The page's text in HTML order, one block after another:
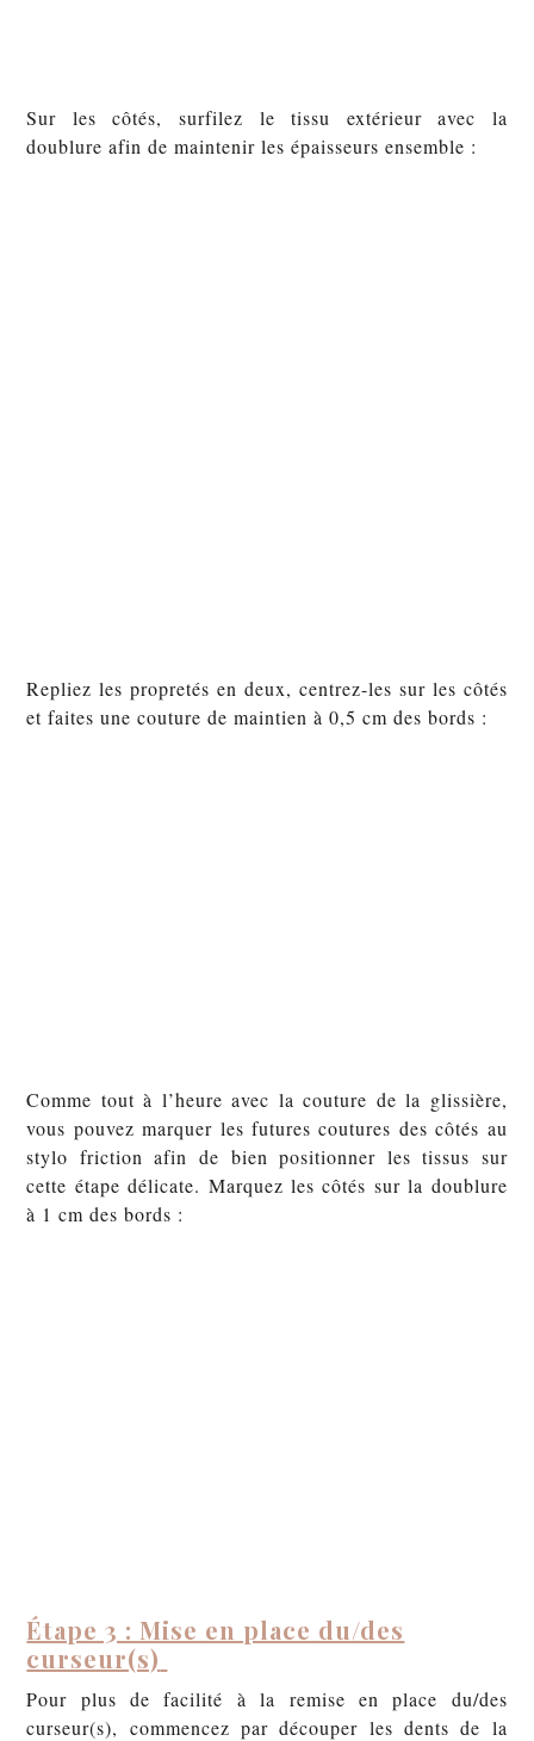
Sur les côtés, surfilez le tissu extérieur avec la
doublure afin de maintenir les épaisseurs ensemble :
Repliez les propretés en deux, centrez-les sur les côtés
et faites une couture de maintien à 0,5 cm des bords :
Comme tout à l’heure avec la couture de la glissière,
vous pouvez marquer les futures coutures des côtés au
stylo friction afin de bien positionner les tissus sur
cette étape délicate. Marquez les côtés sur la doublure
à 1 cm des bords :
Étape 3 : Mise en place du/des
curseur(s)
Pour plus de facilité à la remise en place du/des
curseur(s), commencez par découper les dents de la